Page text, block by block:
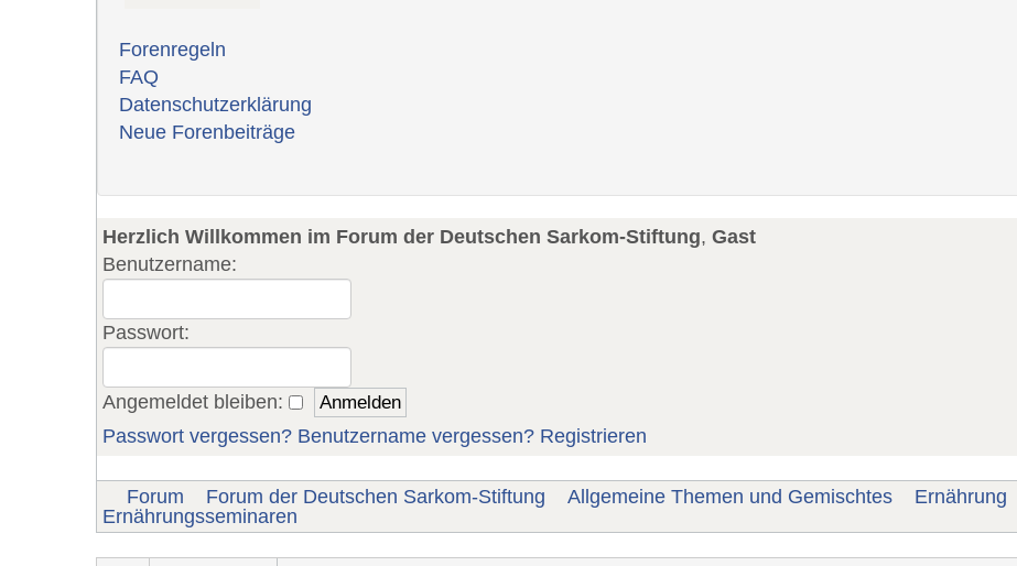
Forenregeln
FAQ
Datenschutzerklärung
Neue Forenbeiträge
Herzlich Willkommen im Forum der Deutschen Sarkom-Stiftung, Gast
Benutzername:
Passwort:
Angemeldet bleiben:
Passwort vergessen? Benutzername vergessen? Registrieren
Forum Forum der Deutschen Sarkom-Stiftung Allgemeine Themen und Gemischtes Ernährung
Ernährungsseminaren